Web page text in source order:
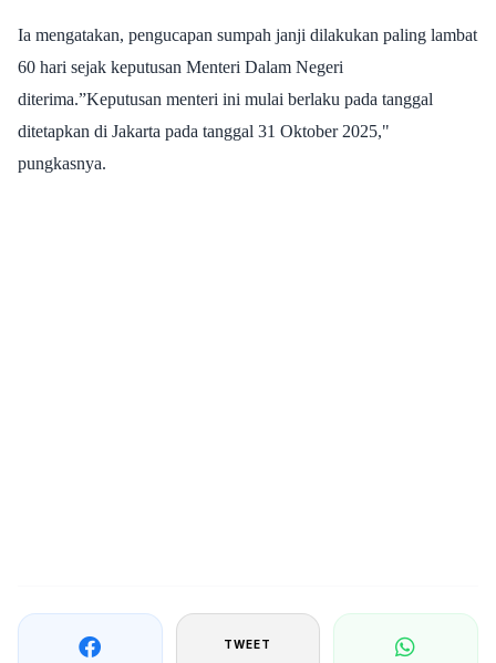
Ia mengatakan, pengucapan sumpah janji dilakukan paling lambat
60 hari sejak keputusan Menteri Dalam Negeri
diterima.”Keputusan menteri ini mulai berlaku pada tanggal
ditetapkan di Jakarta pada tanggal 31 Oktober 2025,"
pungkasnya.
TWEET